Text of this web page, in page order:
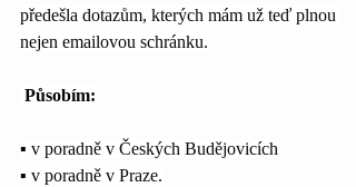
předešla dotazům, kterých mám už teď plnou
nejen emailovou schránku.
Působím:
▪️ v poradně v Českých Budějovicích
▪️ v poradně v Praze.